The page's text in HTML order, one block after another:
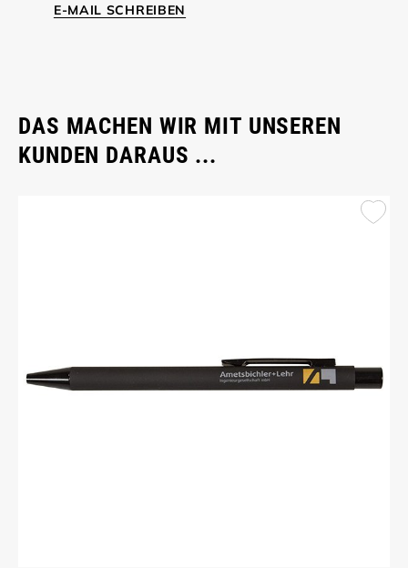
E-MAIL SCHREIBEN
DAS MACHEN WIR MIT UNSEREN
KUNDEN DARAUS ...